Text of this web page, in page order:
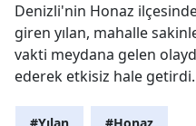
Denizli'nin Honaz
giren yılan, mahalle
vakti meydana gelen
ederek etkisiz hale getirdi.